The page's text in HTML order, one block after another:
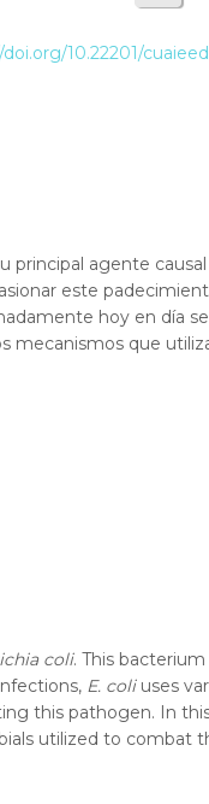
10.22201/
principal agente
este
hoy en día
mecanismos que
coli. This
E. coliuses
this pathogen. In
utilized to combat